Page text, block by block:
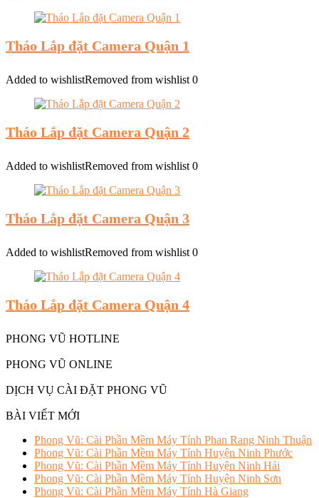
Tháo Lắp đặt Camera Quận 1
Added to wishlistRemoved from wishlist 0
Tháo Lắp đặt Camera Quận 2
Added to wishlistRemoved from wishlist 0
Tháo Lắp đặt Camera Quận 3
Added to wishlistRemoved from wishlist 0
Tháo Lắp đặt Camera Quận 4
PHONG VŨ HOTLINE
PHONG VŨ ONLINE
DỊCH VỤ CÀI ĐẶT PHONG VŨ
BÀI VIẾT MỚI
Phong Vũ: Cài Phần Mềm Máy Tính Phan Rang Ninh Thuận
Phong Vũ: Cài Phần Mềm Máy Tính Huyện Ninh Phước
Phong Vũ: Cài Phần Mềm Máy Tính Huyện Ninh Hải
Phong Vũ: Cài Phần Mềm Máy Tính Huyện Ninh Sơn
Phong Vũ: Cài Phần Mềm Máy Tính Hà Giang